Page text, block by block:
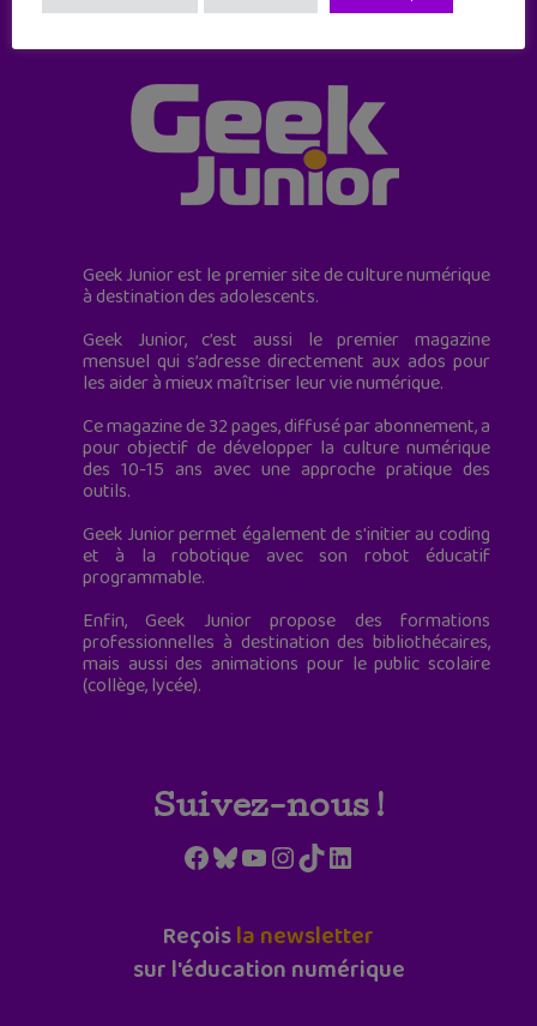
Geek Junior est le premier site de culture numérique
à destination des adolescents.
Geek Junior, c’est aussi le premier magazine
mensuel qui s’adresse directement aux ados pour
les aider à mieux maîtriser leur vie numérique.
Ce magazine de 32 pages, diffusé par abonnement, a
pour objectif de développer la culture numérique
des 10-15 ans avec une approche pratique des
outils.
Geek Junior permet également de s'initier au coding
et à la robotique avec son robot éducatif
programmable.
Enfin, Geek Junior propose des formations
professionnelles à destination des bibliothécaires,
mais aussi des animations pour le public scolaire
(collège, lycée).
Suivez-nous !
Facebook
Bluesky
YouTube
Instagram
TikTokLinkedIn
Reçoisla newsletter
sur l'éducation numérique